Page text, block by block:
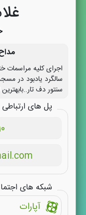
اجرای کلیه مراسمات
سالگرد یادبود در
سنتور دف
پل های ارتباطی
شبکه های
آپارات